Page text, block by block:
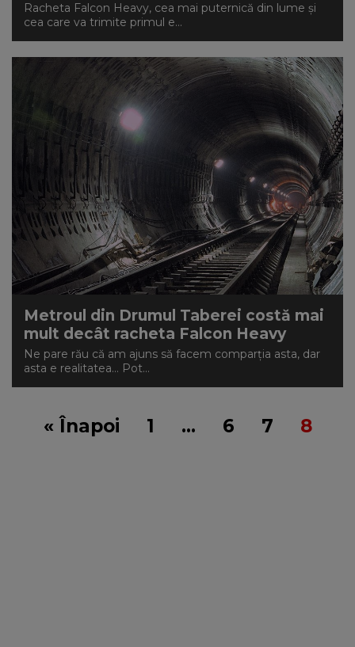
Racheta Falcon Heavy, cea mai puternică din lume și
cea care va trimite primul e...
Metroul din Drumul Taberei costă mai
mult decât racheta Falcon Heavy
Ne pare rău că am ajuns să facem comparția asta, dar
asta e realitatea... Pot...
« Înapoi 1 … 6 7 8